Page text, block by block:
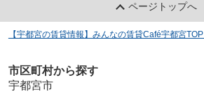
ページトップへ
【宇都宮の賃貸情報】みんなの賃貸Café宇都宮TOP
市区町村から探す
宇都宮市